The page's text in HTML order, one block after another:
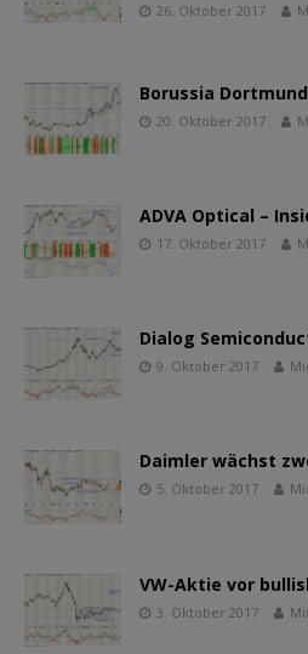
26. Oktober 2017
Borussia
20. Oktober 2017
ADVA Optical –
17. Oktober 2017
Dialog
9. Oktober 2017
Daimler wächst
5. Oktober 2017
VW-Aktie vor
3. Oktober 2017